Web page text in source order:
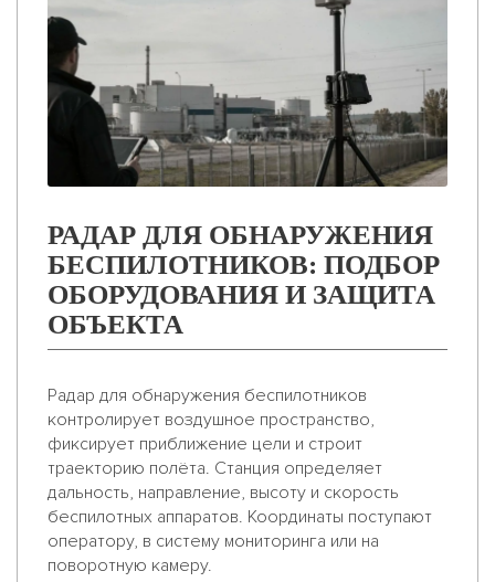
РАДАР ДЛЯ ОБНАРУЖЕНИЯ
БЕСПИЛОТНИКОВ: ПОДБОР
ОБОРУДОВАНИЯ И ЗАЩИТА
ОБЪЕКТА
Радар для обнаружения беспилотников
контролирует воздушное пространство,
фиксирует приближение цели и строит
траекторию полёта. Станция определяет
дальность, направление, высоту и скорость
беспилотных аппаратов. Координаты поступают
оператору, в систему мониторинга или на
поворотную камеру.